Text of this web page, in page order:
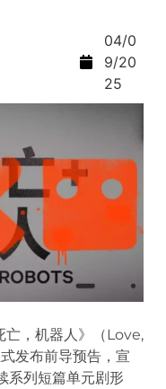
04/0
9/20
25
，机器人》（Love,
发布前导预告，宣
系列短篇单元剧形